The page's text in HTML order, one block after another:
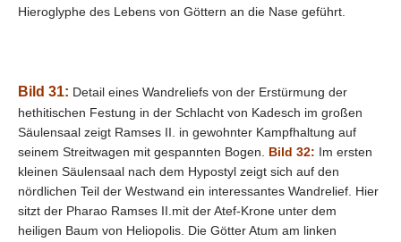
Hieroglyphe des Lebens von Göttern an die Nase geführt.
Bild 31: Detail eines Wandreliefs von der Erstürmung der
hethitischen Festung in der Schlacht von Kadesch im großen
Säulensaal zeigt Ramses II. in gewohnter Kampfhaltung auf
seinem Streitwagen mit gespannten Bogen. Bild 32: Im ersten
kleinen Säulensaal nach dem Hypostyl zeigt sich auf den
nördlichen Teil der Westwand ein interessantes Wandrelief. Hier
sitzt der Pharao Ramses II.mit der Atef-Krone unter dem
heiligen Baum von Heliopolis. Die Götter Atum am linken